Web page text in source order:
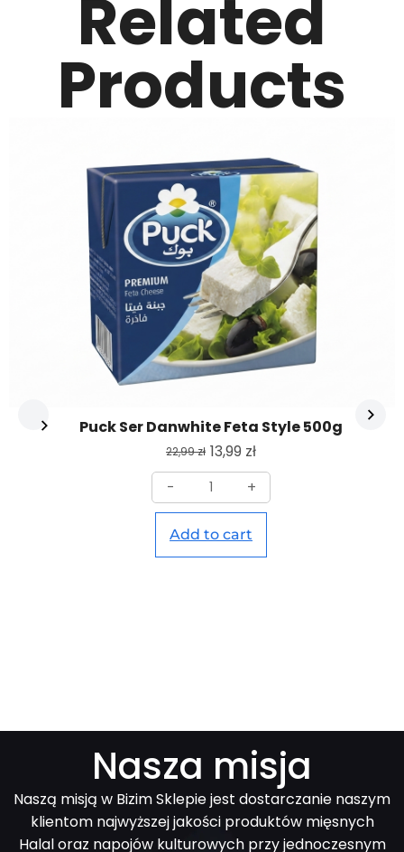
Related
Products
Puck Ser Danwhite Feta Style 500g
22,99zł 13,99 zł
-
+
Add to cart
Nasza misja
Naszą misją w Bizim Sklepie jest dostarczanie naszym
klientom najwyższej jakości produktów mięsnych
Halal oraz napojów kulturowych przy jednoczesnym